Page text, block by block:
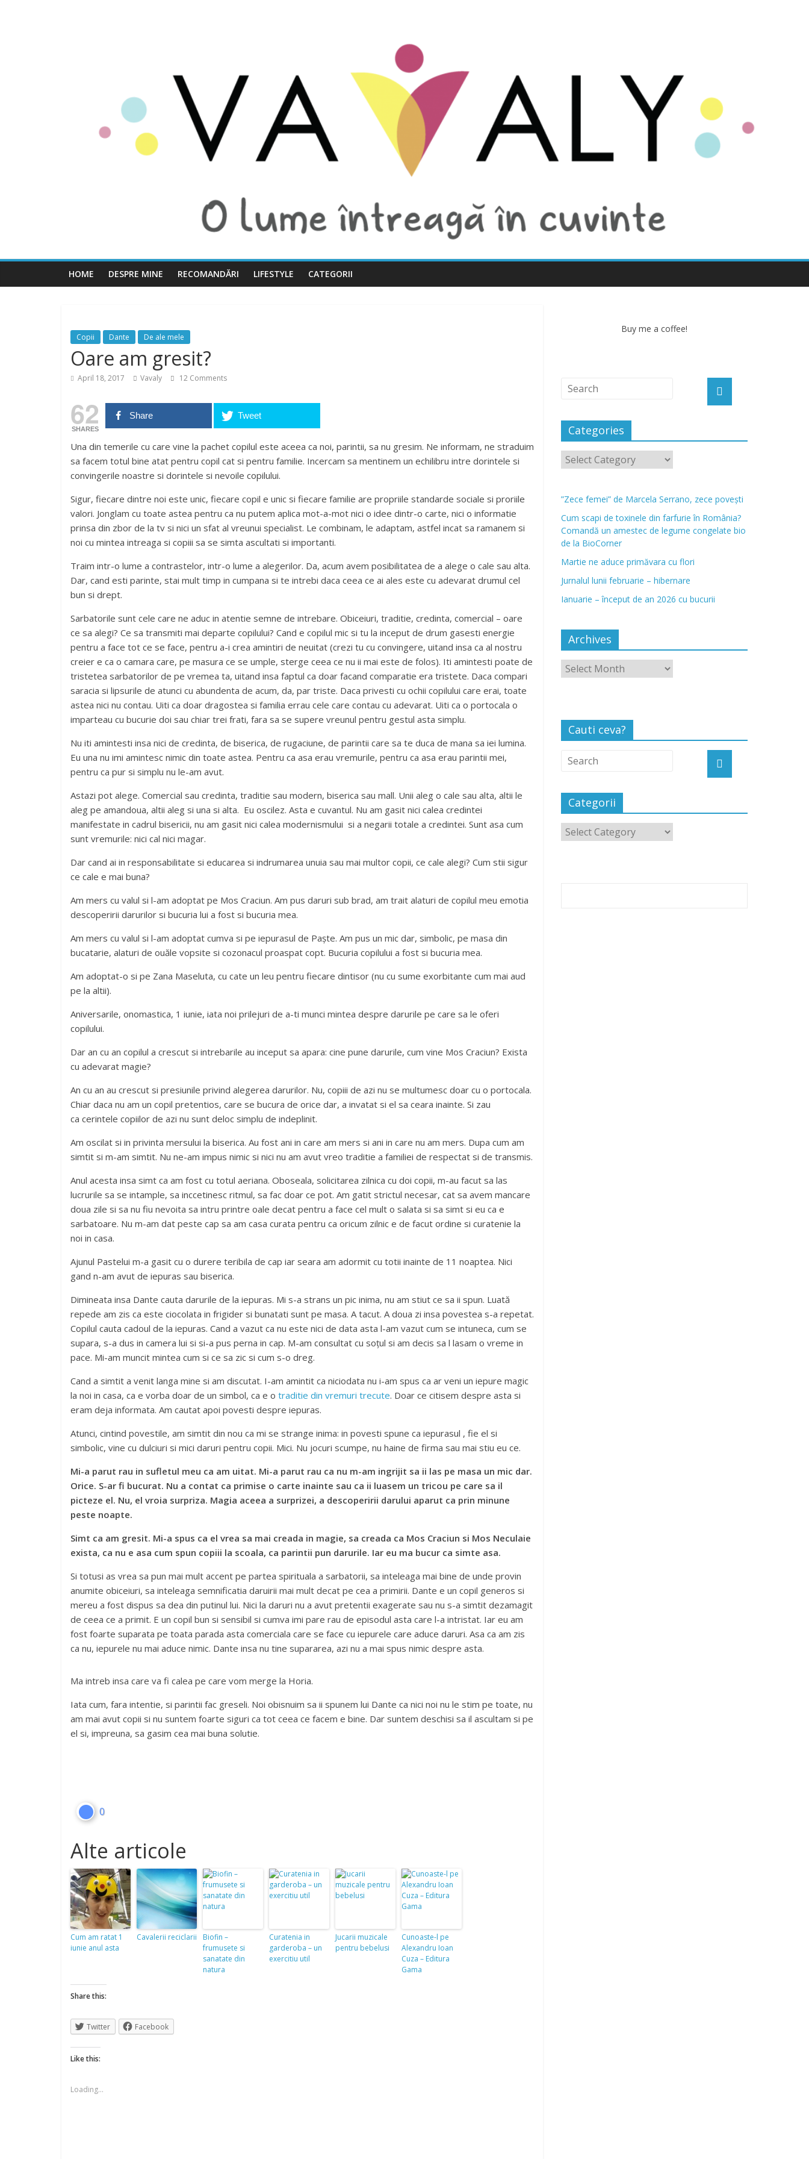
HOME DESPRE MINE RECOMANDĂRI LIFESTYLE CATEGORII
Copii Dante De ale mele
Oare am gresit?
April 18, 2017 Vavaly 12 Comments
62
SHARES
Share Tweet
Una din temerile cu care vine la pachet copilul este aceea ca noi, parintii, sa nu gresim. Ne informam, ne straduim
sa facem totul bine atat pentru copil cat si pentru familie. Incercam sa mentinem un echilibru intre dorintele si
convingerile noastre si dorintele si nevoile copilului.
Sigur, fiecare dintre noi este unic, fiecare copil e unic si fiecare familie are propriile standarde sociale si proriile
valori. Jonglam cu toate astea pentru ca nu putem aplica mot-a-mot nici o idee dintr-o carte, nici o informatie
prinsa din zbor de la tv si nici un sfat al vreunui specialist. Le combinam, le adaptam, astfel incat sa ramanem si
noi cu mintea intreaga si copiii sa se simta ascultati si importanti.
Traim intr-o lume a contrastelor, intr-o lume a alegerilor. Da, acum avem posibilitatea de a alege o cale sau alta.
Dar, cand esti parinte, stai mult timp in cumpana si te intrebi daca ceea ce ai ales este cu adevarat drumul cel
bun si drept.
Sarbatorile sunt cele care ne aduc in atentie semne de intrebare. Obiceiuri, traditie, credinta, comercial – oare
ce sa alegi? Ce sa transmiti mai departe copilului? Cand e copilul mic si tu la inceput de drum gasesti energie
pentru a face tot ce se face, pentru a-i crea amintiri de neuitat (crezi tu cu convingere, uitand insa ca al nostru
creier e ca o camara care, pe masura ce se umple, sterge ceea ce nu ii mai este de folos). Iti amintesti poate de
tristetea sarbatorilor de pe vremea ta, uitand insa faptul ca doar facand comparatie era tristete. Daca compari
saracia si lipsurile de atunci cu abundenta de acum, da, par triste. Daca privesti cu ochii copilului care erai, toate
astea nici nu contau. Uiti ca doar dragostea si familia errau cele care contau cu adevarat. Uiti ca o portocala o
imparteau cu bucurie doi sau chiar trei frati, fara sa se supere vreunul pentru gestul asta simplu.
Nu iti amintesti insa nici de credinta, de biserica, de rugaciune, de parintii care sa te duca de mana sa iei lumina.
Eu una nu imi amintesc nimic din toate astea. Pentru ca asa erau vremurile, pentru ca asa erau parintii mei,
pentru ca pur si simplu nu le-am avut.
Astazi pot alege. Comercial sau credinta, traditie sau modern, biserica sau mall. Unii aleg o cale sau alta, altii le
aleg pe amandoua, altii aleg si una si alta. Eu oscilez. Asta e cuvantul. Nu am gasit nici calea credintei
manifestate in cadrul bisericii, nu am gasit nici calea modernismului si a negarii totale a credintei. Sunt asa cum
sunt vremurile: nici cal nici magar.
Dar cand ai in responsabilitate si educarea si indrumarea unuia sau mai multor copii, ce cale alegi? Cum stii sigur
ce cale e mai buna?
Am mers cu valul si l-am adoptat pe Mos Craciun. Am pus daruri sub brad, am trait alaturi de copilul meu emotia
descoperirii darurilor si bucuria lui a fost si bucuria mea.
Am mers cu valul si l-am adoptat cumva si pe iepurasul de Paște. Am pus un mic dar, simbolic, pe masa din
bucatarie, alaturi de ouăle vopsite si cozonacul proaspat copt. Bucuria copilului a fost si bucuria mea.
Am adoptat-o si pe Zana Maseluta, cu cate un leu pentru fiecare dintisor (nu cu sume exorbitante cum mai aud
pe la altii).
Aniversarile, onomastica, 1 iunie, iata noi prilejuri de a-ti munci mintea despre darurile pe care sa le oferi
copilului.
Dar an cu an copilul a crescut si intrebarile au inceput sa apara: cine pune darurile, cum vine Mos Craciun? Exista
cu adevarat magie?
An cu an au crescut si presiunile privind alegerea darurilor. Nu, copiii de azi nu se multumesc doar cu o portocala.
Chiar daca nu am un copil pretentios, care se bucura de orice dar, a invatat si el sa ceara inainte. Si zau
ca cerintele copiilor de azi nu sunt deloc simplu de indeplinit.
Am oscilat si in privinta mersului la biserica. Au fost ani in care am mers si ani in care nu am mers. Dupa cum am
simtit si m-am simtit. Nu ne-am impus nimic si nici nu am avut vreo traditie a familiei de respectat si de transmis.
Anul acesta insa simt ca am fost cu totul aeriana. Oboseala, solicitarea zilnica cu doi copii, m-au facut sa las
lucrurile sa se intample, sa inccetinesc ritmul, sa fac doar ce pot. Am gatit strictul necesar, cat sa avem mancare
doua zile si sa nu fiu nevoita sa intru printre oale decat pentru a face cel mult o salata si sa simt si eu ca e
sarbatoare. Nu m-am dat peste cap sa am casa curata pentru ca oricum zilnic e de facut ordine si curatenie la
noi in casa.
Ajunul Pastelui m-a gasit cu o durere teribila de cap iar seara am adormit cu totii inainte de 11 noaptea. Nici
gand n-am avut de iepuras sau biserica.
Dimineata insa Dante cauta darurile de la iepuras. Mi s-a strans un pic inima, nu am stiut ce sa ii spun. Luată
repede am zis ca este ciocolata in frigider si bunatati sunt pe masa. A tacut. A doua zi insa povestea s-a repetat.
Copilul cauta cadoul de la iepuras. Cand a vazut ca nu este nici de data asta l-am vazut cum se intuneca, cum se
supara, s-a dus in camera lui si si-a pus perna in cap. M-am consultat cu soțul si am decis sa l lasam o vreme in
pace. Mi-am muncit mintea cum si ce sa zic si cum s-o dreg.
Cand a simtit a venit langa mine si am discutat. I-am amintit ca niciodata nu i-am spus ca ar veni un iepure magic
la noi in casa, ca e vorba doar de un simbol, ca e o traditie din vremuri trecute. Doar ce citisem despre asta si
eram deja informata. Am cautat apoi povesti despre iepuras.
Atunci, cintind povestile, am simtit din nou ca mi se strange inima: in povesti spune ca iepurasul , fie el si
simbolic, vine cu dulciuri si mici daruri pentru copii. Mici. Nu jocuri scumpe, nu haine de firma sau mai stiu eu ce.
Mi-a parut rau in sufletul meu ca am uitat. Mi-a parut rau ca nu m-am ingrijit sa ii las pe masa un mic dar.
Orice. S-ar fi bucurat. Nu a contat ca primise o carte inainte sau ca ii luasem un tricou pe care sa il
picteze el. Nu, el vroia surpriza. Magia aceea a surprizei, a descoperirii darului aparut ca prin minune
peste noapte.
Simt ca am gresit. Mi-a spus ca el vrea sa mai creada in magie, sa creada ca Mos Craciun si Mos Neculaie
exista, ca nu e asa cum spun copiii la scoala, ca parintii pun darurile. Iar eu ma bucur ca simte asa.
Si totusi as vrea sa pun mai mult accent pe partea spirituala a sarbatorii, sa inteleaga mai bine de unde provin
anumite obiceiuri, sa inteleaga semnificatia daruirii mai mult decat pe cea a primirii. Dante e un copil generos si
mereu a fost dispus sa dea din putinul lui. Nici la daruri nu a avut pretentii exagerate sau nu s-a simtit dezamagit
de ceea ce a primit. E un copil bun si sensibil si cumva imi pare rau de episodul asta care l-a intristat. Iar eu am
fost foarte suparata pe toata parada asta comerciala care se face cu iepurele care aduce daruri. Asa ca am zis
ca nu, iepurele nu mai aduce nimic. Dante insa nu tine supararea, azi nu a mai spus nimic despre asta.
Ma intreb insa care va fi calea pe care vom merge la Horia.
Iata cum, fara intentie, si parintii fac greseli. Noi obisnuim sa ii spunem lui Dante ca nici noi nu le stim pe toate, nu
am mai avut copii si nu suntem foarte siguri ca tot ceea ce facem e bine. Dar suntem deschisi sa il ascultam si pe
el si, impreuna, sa gasim cea mai buna solutie.
0
Alte articole
Cum am ratat 1
iunie anul asta
Cavalerii reciclarii
Biofin –
frumusete si
sanatate din
natura
Curatenia in
garderoba – un
exercitiu util
Jucarii muzicale
pentru bebelusi
Cunoaste-l pe
Alexandru Ioan
Cuza – Editura
Gama
Share this:
Twitter Facebook
Like this:
Loading...
Buy me a coffee!
Categories
”Zece femei” de Marcela Serrano, zece povești
Cum scapi de toxinele din farfurie în România?
Comandă un amestec de legume congelate bio
de la BioCorner
Martie ne aduce primăvara cu flori
Jurnalul lunii februarie – hibernare
Ianuarie – început de an 2026 cu bucurii
Archives
Cauti ceva?
Categorii